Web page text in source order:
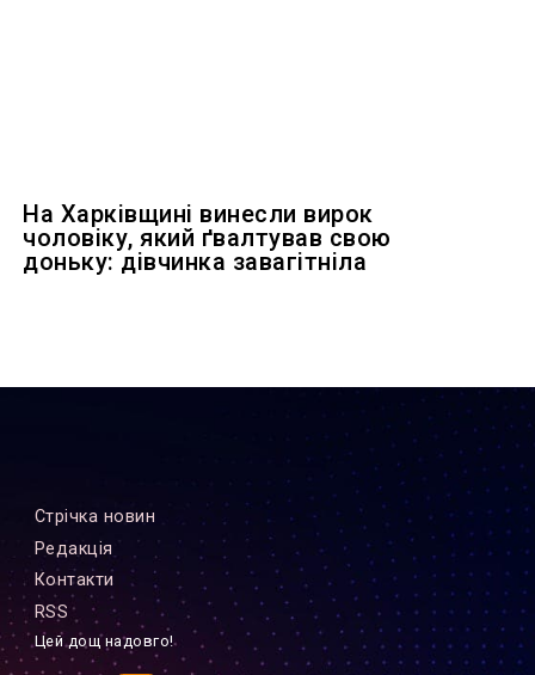
На Харківщині винесли вирок
чоловіку, який ґвалтував свою
доньку: дівчинка завагітніла
Стрiчка новин
Редакцiя
Контакти
RSS
Цей дощ надовго!